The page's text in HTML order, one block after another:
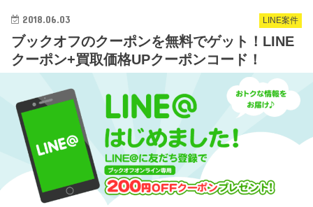
LINE案件
2018.06.03
ブックオフのクーポンを無料でゲット！LINE
クーポン+買取価格UPクーポンコード！